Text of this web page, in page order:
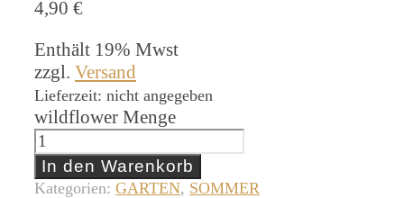
4,90 €
Enthält 19% Mwst
zzgl. Versand
Lieferzeit: nicht angegeben
wildflower Menge
In den Warenkorb
Kategorien: GARTEN, SOMMER